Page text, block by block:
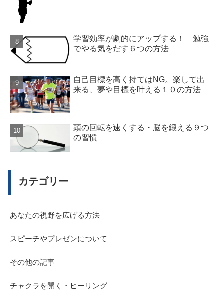
学習効率が劇的にアップする！ 勉強
でやる気をだす６つの方法
自己目標を高く持てはNG。楽して出
来る、夢や目標を叶える１０の方法
頭の回転を速くする・脳を鍛える９つ
の習慣
カテゴリー
あなたの視野を広げる方法
スピーチやプレゼンについて
その他の記事
チャクラを開く・ヒーリング